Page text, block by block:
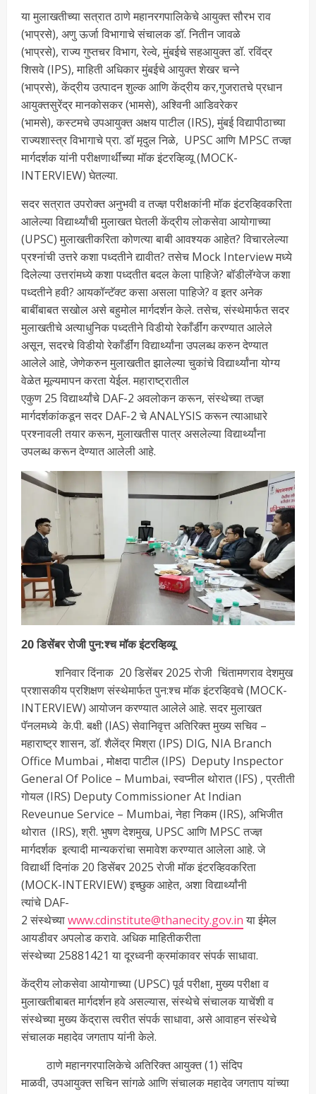
या मुलाखतीच्या सत्रात ठाणे महानरगपालिकेचे आयुक्त सौरभ राव
(भाप्रसे), अणु ऊर्जा विभागाचे संचालक डॉ. नितीन जावळे
(भाप्रसे), राज्य गुप्तचर विभाग, रेल्वे, मुंबईचे सहआयुक्त डॉ. रविंद्र
शिसवे (IPS), माहिती अधिकार मुंबईचे आयुक्त शेखर चन्ने
(भाप्रसे), केंद्रीय उत्पादन शुल्क आणि केंद्रीय कर,गुजरातचे प्रधान
आयुक्तसुरेंद्र मानकोसकर (भामसे), अश्विनी आडिवरेकर
(भामसे), कस्टमचे उपआयुक्त अक्षय पाटील (IRS), मुंबई विद्यापीठाच्या
राज्यशास्त्र विभागाचे प्रा. डॉ मृदुल निळे, UPSC आणि MPSC तज्ज्ञ
मार्गदर्शक यांनी परीक्षणार्थींच्या मॉक इंटरव्हिव्यू (MOCK-
INTERVIEW) घेतल्या.
सदर सत्रात उपरोक्त अनुभवी व तज्ज्ञ परीक्षकांनी मॉक इंटरव्हिवकरिता
आलेल्या विद्यार्थ्यांची मुलाखत घेतली केंद्रीय लोकसेवा आयोगाच्या
(UPSC) मुलाखतीकरिता कोणत्या बाबी आवश्यक आहेत? विचारलेल्या
प्रश्नांची उत्तरे कशा पध्दतीने द्यावीत? तसेच Mock Interview मध्ये
दिलेल्या उत्तरांमध्ये कशा पध्दतीत बदल केला पाहिजे? बॉडीलॅग्वेज कशा
पध्दतीने हवी? आयकॉन्टॅक्ट कसा असला पाहिजे? व इतर अनेक
बाबींबाबत सखोल असे बहुमोल मार्गदर्शन केले. तसेच, संस्थेमार्फत सदर
मुलाखतीचे अत्याधुनिक पध्दतीने विडीयो रेकाँर्डींग करण्यात आलेले
असून, सदरचे विडीयो रेकाँर्डींग विद्यार्थ्यांना उपलब्ध करुन देण्यात
आलेले आहे, जेणेकरुन मुलाखतीत झालेल्या चुकांचे विद्यार्थ्यांना योग्य
वेळेत मूल्यमापन करता येईल. महाराष्ट्रातील
एकुण 25 विद्यार्थ्यांचे DAF-2 अवलोकन करून, संस्थेच्या तज्ज्ञ
मार्गदर्शकांकडून सदर DAF-2 चे ANALYSIS करून त्याआधारे
प्रश्नावली तयार करून, मुलाखतीस पात्र असलेल्या विद्यार्थ्यांना
उपलब्ध करून देण्यात आलेली आहे.
20 डिसेंबर रोजी पुन:श्च मॉक इंटरव्हिव्यू
शनिवार दिंनाक 20 डिसेंबर 2025 रोजी चिंतामणराव देशमुख
प्रशासकीय प्रशिक्षण संस्थेमार्फत पुन:श्च मॉक इंटरव्हिवचे (MOCK-
INTERVIEW) आयोजन करण्यात आलेले आहे. सदर मुलाखत
पॅनलमध्ये के.पी. बक्षी (IAS) सेवानिवृत्त अतिरिक्त मुख्य सचिव –
महाराष्ट्र शासन, डॉ. शैलेंद्र मिश्रा (IPS) DIG, NIA Branch
Office Mumbai , मोक्षदा पाटील (IPS) Deputy Inspector
General Of Police – Mumbai, स्वप्नील थोरात (IFS) , प्रतीती
गोयल (IRS) Deputy Commissioner At Indian
Reveunue Service – Mumbai, नेहा निकम (IRS), अभिजीत
थोरात (IRS), श्री. भुषण देशमुख, UPSC आणि MPSC तज्ज्ञ
मार्गदर्शक इत्यादी मान्यकरांचा समावेश करण्यात आलेला आहे. जे
विद्यार्थी दिनांक 20 डिसेंबर 2025 रोजी मॉक इंटरव्हिवकरिता
(MOCK-INTERVIEW) इच्छुक आहेत, अशा विद्यार्थ्यांनी
त्यांचे DAF-
2 संस्थेच्याwww.cdinstitute@thanecity.gov.inया ईमेल
आयडीवर अपलोड करावे. अधिक माहितीकरीता
संस्थेच्या 25881421 या दूरध्वनी क्रमांकावर संपर्क साधावा.
केंद्रीय लोकसेवा आयोगाच्या (UPSC) पूर्व परीक्षा, मुख्य परीक्षा व
मुलाखतीबाबत मार्गदर्शन हवे असल्यास, संस्थेचे संचालक याचेंशी व
संस्थेच्या मुख्य केंद्रास त्वरीत संपर्क साधावा, असे आवाहन संस्थेचे
संचालक महादेव जगताप यांनी केले.
ठाणे महानगरपालिकेचे अतिरिक्त आयुक्त (1) संदिप
माळवी, उपआयुक्त सचिन सांगळे आणि संचालक महादेव जगताप यांच्या